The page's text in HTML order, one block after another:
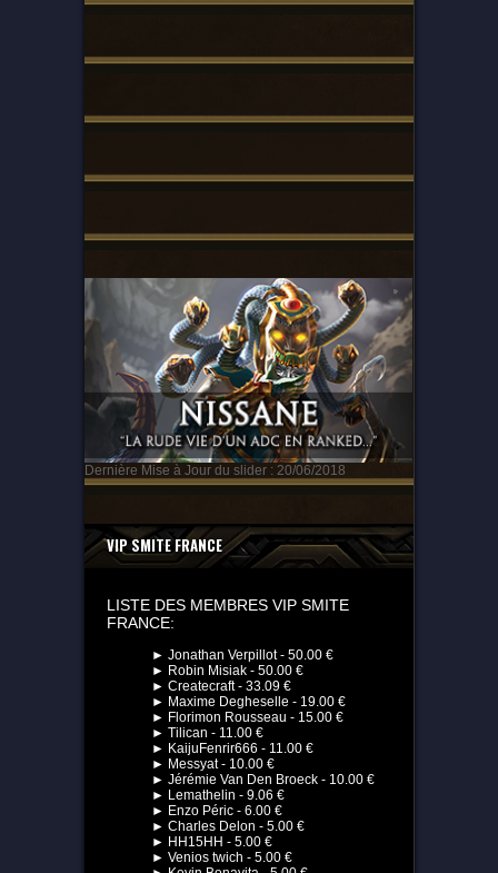
Dernière Mise à Jour du slider : 20/06/2018
VIP SMITE FRANCE
LISTE DES MEMBRES VIP SMITE
FRANCE:
► Jonathan Verpillot - 50.00 €
► Robin Misiak - 50.00 €
► Createcraft - 33.09 €
► Maxime Degheselle - 19.00 €
► Florimon Rousseau - 15.00 €
► Tilican - 11.00 €
► KaijuFenrir666 - 11.00 €
► Messyat - 10.00 €
► Jérémie Van Den Broeck - 10.00 €
► Lemathelin - 9.06 €
► Enzo Péric - 6.00 €
► Charles Delon - 5.00 €
► HH15HH - 5.00 €
► Venios twich - 5.00 €